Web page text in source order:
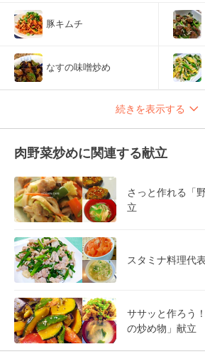
豚キムチ
なすの味噌炒め
続きを表示する
肉野菜炒めに関連する献立
さっと作れる「
立
スタミナ料理代
ササッと作ろう
の炒め物」献立